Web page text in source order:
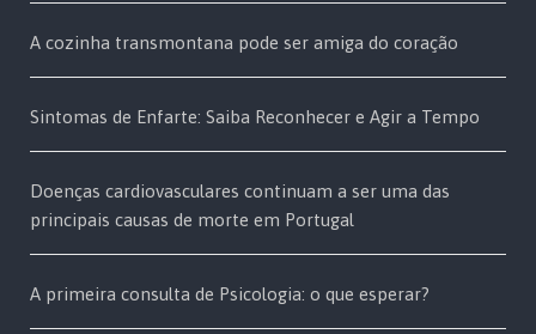
A cozinha transmontana pode ser amiga do coração
Sintomas de Enfarte: Saiba Reconhecer e Agir a Tempo
Doenças cardiovasculares continuam a ser uma das
principais causas de morte em Portugal
A primeira consulta de Psicologia: o que esperar?